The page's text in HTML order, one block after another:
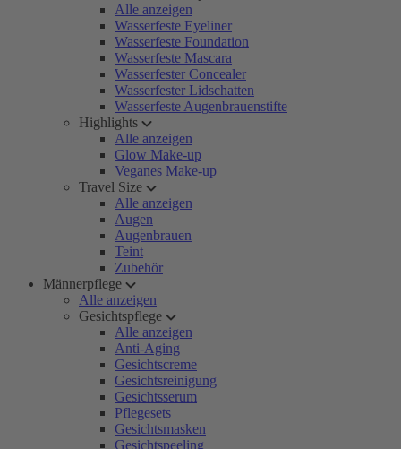
Alle anzeigen
Wasserfeste Eyeliner
Wasserfeste Foundation
Wasserfeste Mascara
Wasserfester Concealer
Wasserfester Lidschatten
Wasserfeste Augenbrauenstifte
Highlights
Alle anzeigen
Glow Make-up
Veganes Make-up
Travel Size
Alle anzeigen
Augen
Augenbrauen
Teint
Zubehör
Männerpflege
Alle anzeigen
Gesichtspflege
Alle anzeigen
Anti-Aging
Gesichtscreme
Gesichtsreinigung
Gesichtsserum
Pflegesets
Gesichtsmasken
Gesichtspeeling